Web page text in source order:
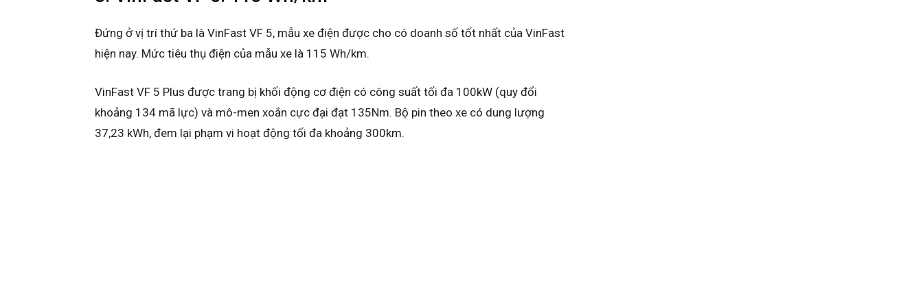
Đứng ở vị trí thứ ba là VinFast VF 5, mẫu xe điện được cho có doanh số tốt nhất của VinFast
hiện nay. Mức tiêu thụ điện của mẫu xe là 115 Wh/km.
VinFast VF 5 Plus được trang bị khối động cơ điện có công suất tối đa 100kW (quy đổi
khoảng 134 mã lực) và mô-men xoắn cực đại đạt 135Nm. Bộ pin theo xe có dung lượng
37,23 kWh, đem lại phạm vi hoạt động tối đa khoảng 300km.